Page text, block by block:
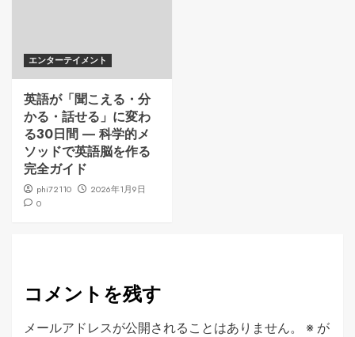
エンターテイメント
英語が「聞こえる・分
かる・話せる」に変わ
る30日間 ― 科学的メ
ソッドで英語脳を作る
完全ガイド
phi72110
2026年1月9日
0
コメントを残す
メールアドレスが公開されることはありません。 ※ が